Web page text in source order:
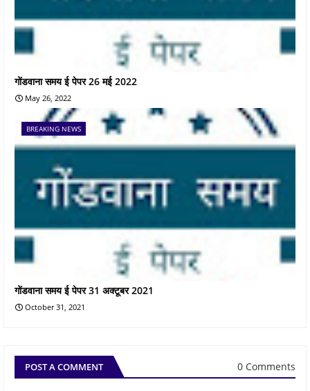
गोंडवाना समय ई पेपर 26 मई 2022
May 26, 2022
BREAKING NEWS
गोंडवाना समय ई पेपर 31 अक्टूबर 2021
October 31, 2021
POST A COMMENT 0 Comments